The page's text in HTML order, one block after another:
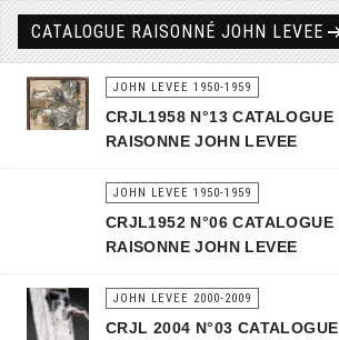
CATALOGUE RAISONNÉ JOHN LEVEE
JOHN LEVEE 1950-1959
CRJL1958 N°13 CATALOGUE
RAISONNE JOHN LEVEE
JOHN LEVEE 1950-1959
CRJL1952 N°06 CATALOGUE
RAISONNE JOHN LEVEE
JOHN LEVEE 2000-2009
CRJL 2004 N°03 CATALOGUE